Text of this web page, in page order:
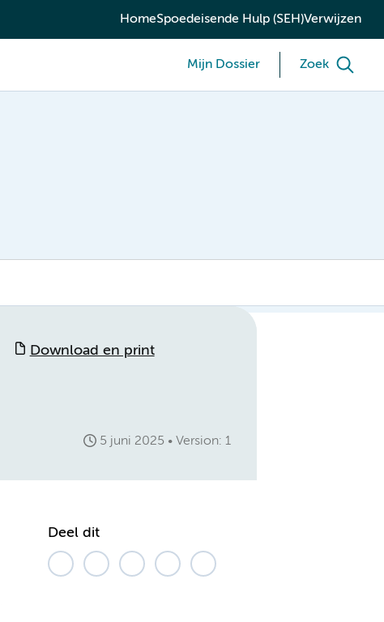
HomeSpoedeisende Hulp (SEH)Verwijzen
Mijn Dossier Zoek
Download en print
5 juni 2025 Version: 1
Deel dit